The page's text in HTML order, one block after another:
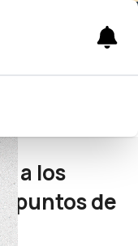
a los
puntos de